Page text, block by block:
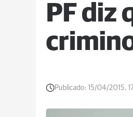
PF diz
Publicado: 15/04/2015,